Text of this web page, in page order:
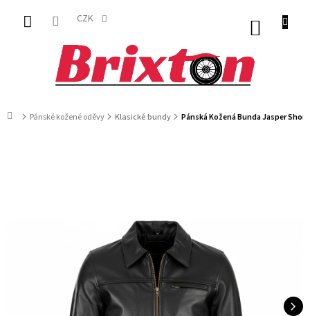
obsah
CZK
DomůPánské kožené oděvy Klasické bundy Pánská Kožená Bunda Jasper